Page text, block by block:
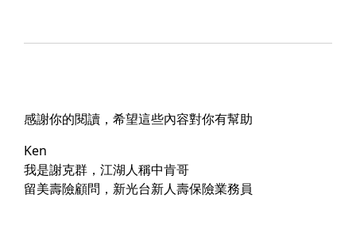
感謝你的閱讀，希望這些內容對你有幫助
Ken
我是謝克群，江湖人稱中肯哥
留美壽險顧問，新光台新人壽保險業務員